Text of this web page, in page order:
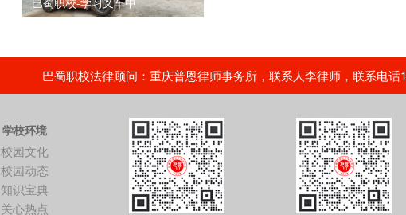
巴蜀职校法律顾问：重庆普恩律师事务所，联系人李律师，联系电话
学校环境
校园文化
校园动态
知识宝典
关心热点